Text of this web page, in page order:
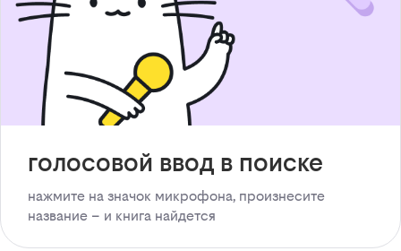
голосовой ввод в поиске
нажмите на значок микрофона, произнесите
название – и книга найдется